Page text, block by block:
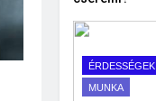
ÉRDESSÉGEK
MUNKA